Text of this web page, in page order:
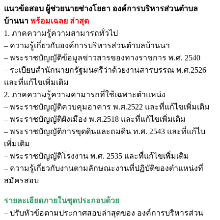
แนวข้อสอบ ผู้ช่วยนายช่างโยธา องค์การบริหารส่วนตำบล
บ้านนา พร้อมเฉลย ล่าสุด
1. ภาคความรู้ความสามารถทั่วไป
– ความรู้เกี่ยวกับองค์การบริหารส่วนตำบลบ้านนา
– พระราชบัญญัติข้อมูลข่าวสารของทางราชการ พ.ศ. 2540
– ระเบียบสำนักนายกรัฐมนตรีว่าด้วยงานสารบรรณ พ.ศ.2526
และที่แก้ไขเพิ่มเติม
2. ภาคความรู้ความคามารถที่ใช้เฉพาะตำแหน่ง
– พระราชบัญญัติควบคุมอาคาร พ.ศ.2522 และที่แก้ไขเพิ่มเติม
– พระราชบัญญัติผังเมือง พ.ศ.2518 และที่แก้ไขเพิ่มเติม
– พระราชบัญญัติการขุดดินและถมดิน ท.ศ. 2543 และที่แก้ไบ
เพิ่มเติม
– พระราชบัญญัติโรงงาน พ.ศ. 2535 และที่แก้ไขเพิ่มเติม
– ความรู้เกี่ยวกับงานตามลักษณะงานที่ปฏิบัติของตำแหน่งที่
สมัครสอบ
รายละเอียดภายในชุดประกอบด้วย
– ปรับหัวข้อตามประกาศสอบล่าสุดของ องค์การบริหารส่วน